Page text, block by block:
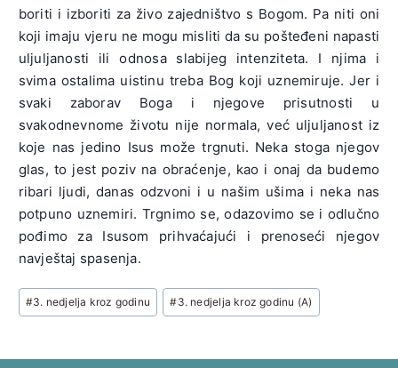
boriti i izboriti za živo zajedništvo s Bogom. Pa niti oni
koji imaju vjeru ne mogu misliti da su pošteđeni napasti
uljuljanosti ili odnosa slabijeg intenziteta. I njima i
svima ostalima uistinu treba Bog koji uznemiruje. Jer i
svaki zaborav Boga i njegove prisutnosti u
svakodnevnome životu nije normala, već uljuljanost iz
koje nas jedino Isus može trgnuti. Neka stoga njegov
glas, to jest poziv na obraćenje, kao i onaj da budemo
ribari ljudi, danas odzvoni i u našim ušima i neka nas
potpuno uznemiri. Trgnimo se, odazovimo se i odlučno
pođimo za Isusom prihvaćajući i prenoseći njegov
navještaj spasenja.
Post
Tags:
#3. nedjelja kroz godinu #3. nedjelja kroz godinu (A)